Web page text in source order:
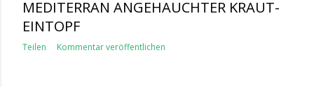
MEDITERRAN ANGEHAUCHTER KRAUT-
EINTOPF
Teilen Kommentar veröffentlichen